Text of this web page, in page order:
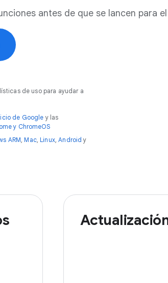
antes de que se lancen para
de uso para ayudar a
de Google y las
y ChromeOS
ARM, Mac, Linux,Android y